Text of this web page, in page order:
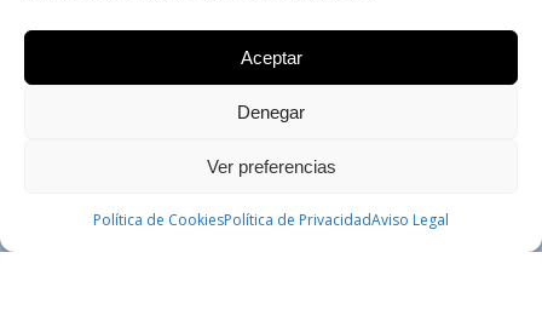
Aceptar
Denegar
Ver preferencias
Política de CookiesPolítica de PrivacidadAviso Legal
CONTACTAR PEDIR CITA
Reservar Cita